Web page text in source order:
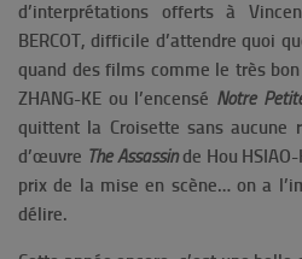
d’interprétations offerts à
BERCOT, difficile d’attendre quoi
quand des films comme le très bon
ZHANG-KE ou l’encensé Notre
quittent la Croisette sans aucune
d’œuvre The Assassinde Hou
prix de la mise en scène… on a
délire.